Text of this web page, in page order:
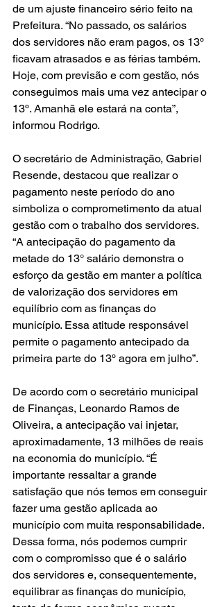
de um ajuste financeiro sério feito na
Prefeitura. “No passado, os salários
dos servidores não eram pagos, os 13º
ficavam atrasados e as férias também.
Hoje, com previsão e com gestão, nós
conseguimos mais uma vez antecipar o
13º. Amanhã ele estará na conta”,
informou Rodrigo.
O secretário de Administração, Gabriel
Resende, destacou que realizar o
pagamento neste período do ano
simboliza o comprometimento da atual
gestão com o trabalho dos servidores.
“A antecipação do pagamento da
metade do 13° salário demonstra o
esforço da gestão em manter a política
de valorização dos servidores em
equilíbrio com as finanças do
município. Essa atitude responsável
permite o pagamento antecipado da
primeira parte do 13º agora em julho”.
De acordo com o secretário municipal
de Finanças, Leonardo Ramos de
Oliveira, a antecipação vai injetar,
aproximadamente, 13 milhões de reais
na economia do município. “É
importante ressaltar a grande
satisfação que nós temos em conseguir
fazer uma gestão aplicada ao
município com muita responsabilidade.
Dessa forma, nós podemos cumprir
com o compromisso que é o salário
dos servidores e, consequentemente,
equilibrar as finanças do município,